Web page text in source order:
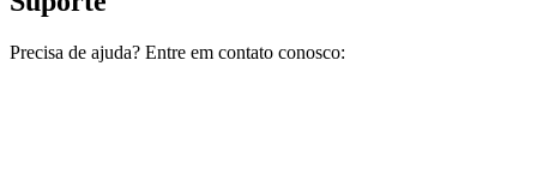
Precisa de ajuda? Entre em contato conosco: